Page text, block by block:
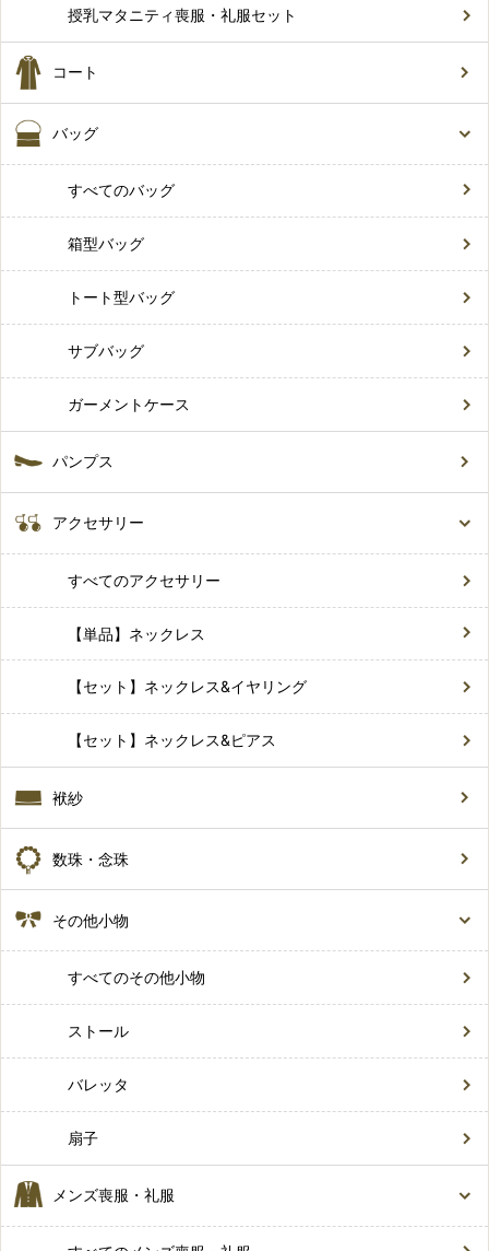
授乳マタニティ喪服・礼服セット
コート
バッグ
すべてのバッグ
箱型バッグ
トート型バッグ
サブバッグ
ガーメントケース
パンプス
アクセサリー
すべてのアクセサリー
【単品】ネックレス
【セット】ネックレス&イヤリング
【セット】ネックレス&ピアス
袱紗
数珠・念珠
その他小物
すべてのその他小物
ストール
バレッタ
扇子
メンズ喪服・礼服